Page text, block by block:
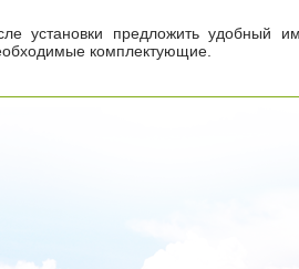
установки предложить удобный
комплектующие.